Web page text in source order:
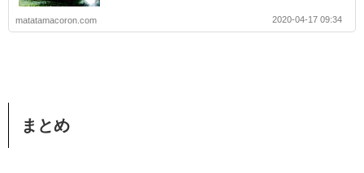
matatamacoron.com 2020-04-17 09:34
まとめ